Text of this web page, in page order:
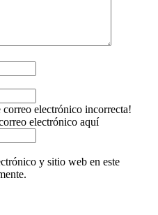
electrónico incorrecta!
electrónico aquí
y sitio web en este